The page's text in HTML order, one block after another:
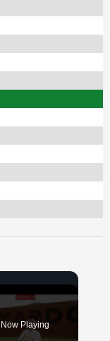
Now Playing